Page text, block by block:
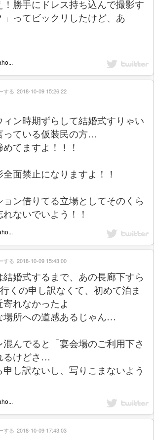
勝手にドレス持ち込んで撮影す
」ってビックリしたけど、あ
ィン時期ずらして結婚式すりゃい
っている仮装民の方…
てますよ！！！
全面禁止になりますよ！！
ン借りてる立場としてそのくら
ないでいよう！！
する 2018-10-09 15:26:22
婚式するまで、あの長廊下すら
くの申し訳なくて、初めて泊ま
れなかったよ
場所への道感あるじゃん…
混んでると「宴会場のご利用下さ
るけどさ…
し訳ないし、写りこまないよう
する 2018-10-09 15:43:00
する 2018-10-09 17:43:03